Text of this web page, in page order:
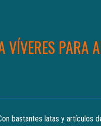
VÍVERES PARA
bastantes latas y artículos